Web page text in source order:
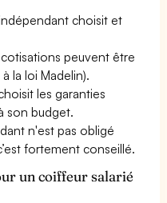
choisit et
cotisations peuvent être
la loi Madelin).
les garanties
son budget.
n'est pas obligé
fortement conseillé.
un coiffeur salarié